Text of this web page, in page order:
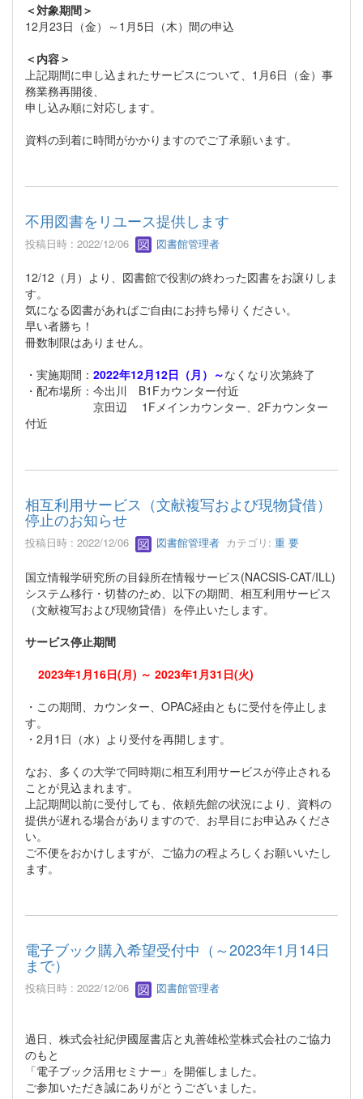
＜対象期間＞
12月23日（金）～1月5日（木）間の申込
＜内容＞
上記期間に申し込まれたサービスについて、1月6日（金）事
務業務再開後、
申し込み順に対応します。
資料の到着に時間がかかりますのでご了承願います。
不用図書をリユース提供します
投稿日時 : 2022/12/06 図書館管理者
12/12（月）より、図書館で役割の終わった図書をお譲りしま
す。
気になる図書があればご自由にお持ち帰りください。
早い者勝ち！
冊数制限はありません。
・実施期間： 2022年12月12日（月）～なくなり次第終了
・配布場所：今出川 B1Fカウンター付近
京田辺 1Fメインカウンター、2Fカウンター
付近
相互利用サービス（文献複写および現物貸借）
停止のお知らせ
投稿日時 : 2022/12/06 図書館管理者 カテゴリ: 重 要
国立情報学研究所の目録所在情報サービス(NACSIS-CAT/ILL)
システム移行・切替のため、以下の期間、相互利用サービス
（文献複写および現物貸借）を停止いたします。
サービス停止期間
2023年1月16日(月) ～ 2023年1月31日(火)
・この期間、カウンター、OPAC経由ともに受付を停止しま
す。
・2月1日（水）より受付を再開します。
なお、多くの大学で同時期に相互利用サービスが停止される
ことが見込まれます。
上記期間以前に受付しても、依頼先館の状況により、資料の
提供が遅れる場合がありますので、お早目にお申込みくださ
い。
ご不便をおかけしますが、ご協力の程よろしくお願いいたし
ます。
電子ブック購入希望受付中（～2023年1月14日
まで）
投稿日時 : 2022/12/06 図書館管理者
過日、株式会社紀伊國屋書店と丸善雄松堂株式会社のご協力
のもと
「電子ブック活用セミナー」を開催しました。
ご参加いただき誠にありがとうございました。